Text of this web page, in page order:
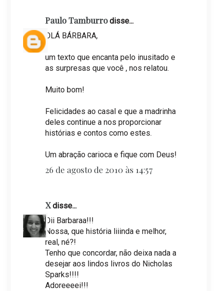
Paulo Tamburrodisse...
OLÁ BÁRBARA,
um texto que encanta pelo inusitado e
as surpresas que você , nos relatou.
Muito bom!
Felicidades ao casal e que a madrinha
deles continue a nos proporcionar
histórias e contos como estes.
Um abração carioca e fique com Deus!
26 de agosto de 2010 às 14:57
Xdisse...
Oii Barbaraa!!!
Nossa, que história liiinda e melhor,
real, né?!
Tenho que concordar, não deixa nada a
desejar aos lindos livros do Nicholas
Sparks!!!!
Adoreeeei!!!